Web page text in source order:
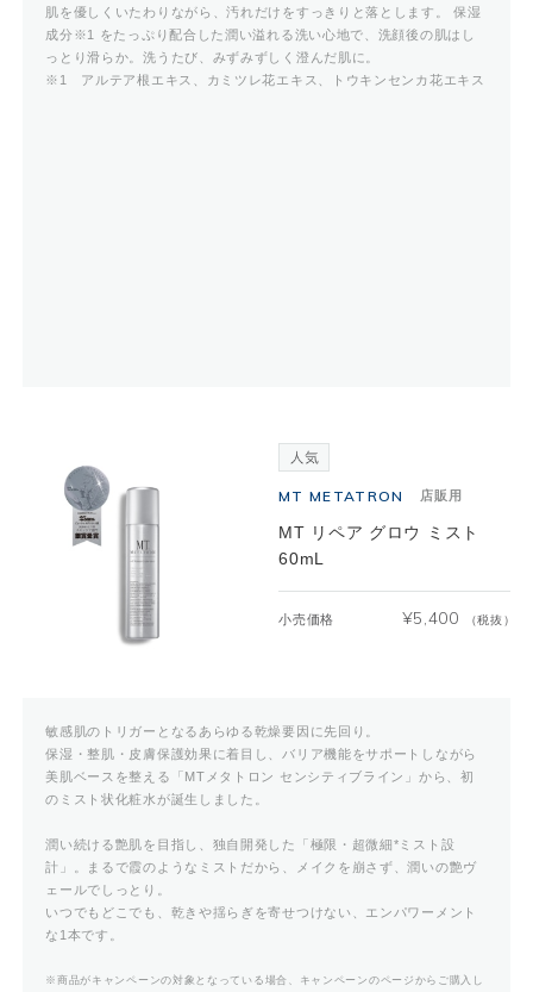
肌を優しくいたわりながら、汚れだけをすっきりと落とします。 保湿
成分※1 をたっぷり配合した潤い溢れる洗い心地で、洗顔後の肌はし
っとり滑らか。洗うたび、みずみずしく澄んだ肌に。
※1 アルテア根エキス、カミツレ花エキス、トウキンセンカ花エキス
MT METATRON 店販用
MT リペア グロウ ミスト
60mL
小売価格 ¥5,400 （税抜）
敏感肌のトリガーとなるあらゆる乾燥要因に先回り。
保湿・整肌・皮膚保護効果に着目し、バリア機能をサポートしながら
美肌ベースを整える「MTメタトロン センシティブライン」から、初
のミスト状化粧水が誕生しました。
潤い続ける艶肌を目指し、独自開発した「極限・超微細*ミスト設
計」。まるで霞のようなミストだから、メイクを崩さず、潤いの艶ヴ
ェールでしっとり。
いつでもどこでも、乾きや揺らぎを寄せつけない、エンパワーメント
な1本です。
※商品がキャンペーンの対象となっている場合、キャンペーンのページからご購入し